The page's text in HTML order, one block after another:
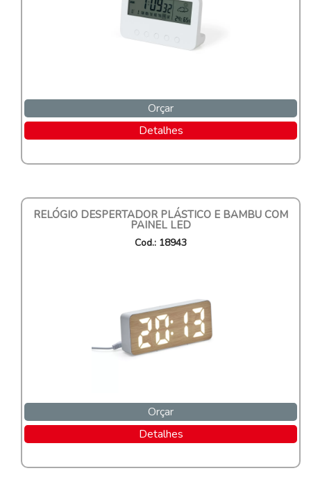
Orçar
Detalhes
RELÓGIO DESPERTADOR PLÁSTICO E BAMBU COM
PAINEL LED
Cod.: 18943
Orçar
Detalhes